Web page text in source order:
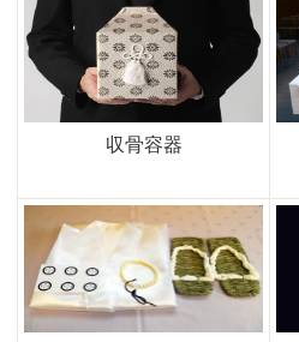
収骨容器